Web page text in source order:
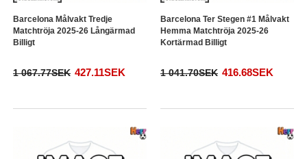
Barcelona Målvakt Tredje
Matchtröja 2025-26 Långärmad
Billigt
1 067.77SEK 427.11SEK
Barcelona Ter Stegen #1 Målvakt
Hemma Matchtröja 2025-26
Kortärmad Billigt
1 041.70SEK 416.68SEK